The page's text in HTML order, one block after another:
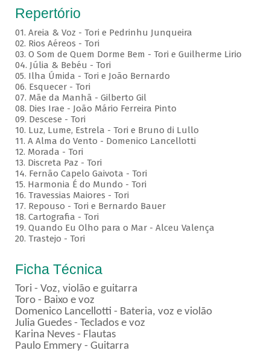
Repertório
01. Areia & Voz - Tori e Pedrinhu Junqueira
02. ⁠Rios Aéreos - Tori
03. O Som de Quem Dorme Bem - Tori e Guilherme Lirio
04. Júlia & Bebéu - Tori
05. Ilha Úmida - Tori e João Bernardo
06. Esquecer - Tori
07. Mãe da Manhã - Gilberto Gil
08. Dies Irae - João Mário Ferreira Pinto
09. Descese - Tori
10. Luz, Lume, Estrela - Tori e Bruno di Lullo
11. A Alma do Vento - Domenico Lancellotti
12. Morada - Tori
13. Discreta Paz - Tori
14. Fernão Capelo Gaivota - Tori
15. Harmonia É do Mundo - Tori
16. Travessias Maiores - Tori
17. Repouso - Tori e Bernardo Bauer
⁠18. Cartografia - Tori
19. Quando Eu Olho para o Mar - Alceu Valença
20. Trastejo - Tori
Ficha Técnica
Tori - Voz, violão e guitarra
Toro - Baixo e voz
Domenico Lancellotti - Bateria, voz e violão
Julia Guedes - Teclados e voz
Karina Neves - Flautas
Paulo Emmery - Guitarra